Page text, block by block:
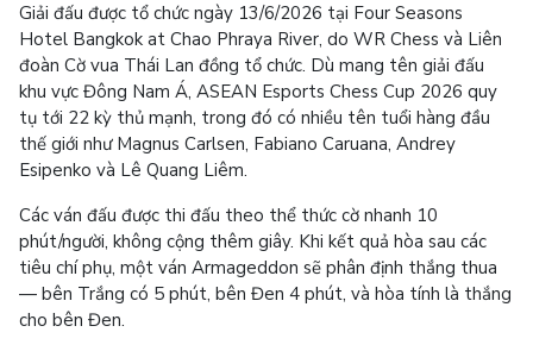
Giải đấu được tổ chức ngày 13/6/2026 tại Four Seasons
Hotel Bangkok at Chao Phraya River, do WR Chess và Liên
đoàn Cờ vua Thái Lan đồng tổ chức. Dù mang tên giải đấu
khu vực Đông Nam Á, ASEAN Esports Chess Cup 2026 quy
tụ tới 22 kỳ thủ mạnh, trong đó có nhiều tên tuổi hàng đầu
thế giới như Magnus Carlsen, Fabiano Caruana, Andrey
Esipenko và Lê Quang Liêm.
Các ván đấu được thi đấu theo thể thức cờ nhanh 10
phút/người, không cộng thêm giây. Khi kết quả hòa sau các
tiêu chí phụ, một ván Armageddon sẽ phân định thắng thua
— bên Trắng có 5 phút, bên Đen 4 phút, và hòa tính là thắng
cho bên Đen.